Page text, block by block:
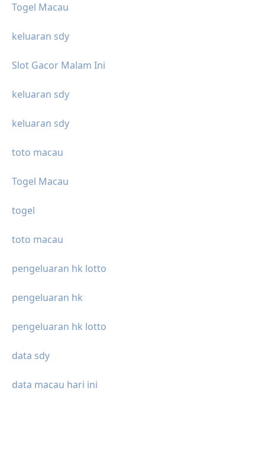
Togel Macau
keluaran sdy
Slot Gacor Malam Ini
keluaran sdy
keluaran sdy
toto macau
Togel Macau
togel
toto macau
pengeluaran hk lotto
pengeluaran hk
pengeluaran hk lotto
data sdy
data macau hari ini